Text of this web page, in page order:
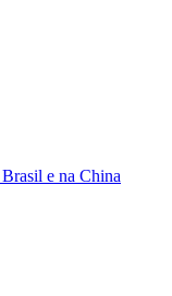
e na China